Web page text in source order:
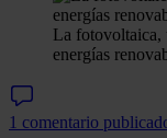
La fotovoltaica,
energías
1 comentario